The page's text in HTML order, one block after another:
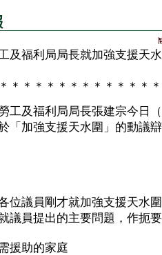
及福利局局長就加強支援天
＊＊＊＊＊＊＊＊＊＊＊＊
及福利局局長張建宗今日（
「加強支援天水圍」的動議
議員剛才就加強支援天水圍
議員提出的主要問題，作扼
援助的家庭